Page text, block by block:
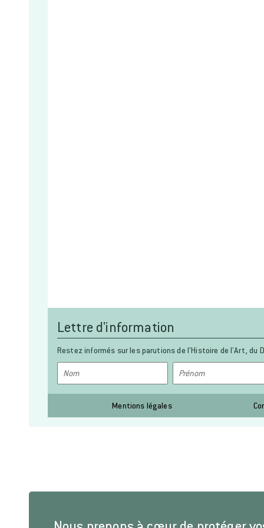
Lettre d'information
Restez informés sur les parutions de l’Histoire de l’Art, du
Mentions légales